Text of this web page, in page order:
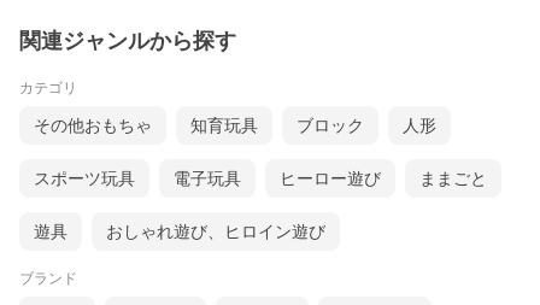
関連ジャンルから探す
カテゴリ
その他おもちゃ 知育玩具 ブロック 人形
スポーツ玩具 電子玩具 ヒーロー遊び ままごと
遊具 おしゃれ遊び、ヒロイン遊び
ブランド